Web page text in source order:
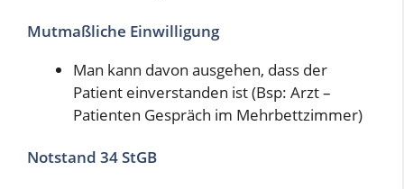
Mutmaßliche Einwilligung
Man kann davon ausgehen, dass der
Patient einverstanden ist (Bsp: Arzt –
Patienten Gespräch im Mehrbettzimmer)
Notstand 34 StGB